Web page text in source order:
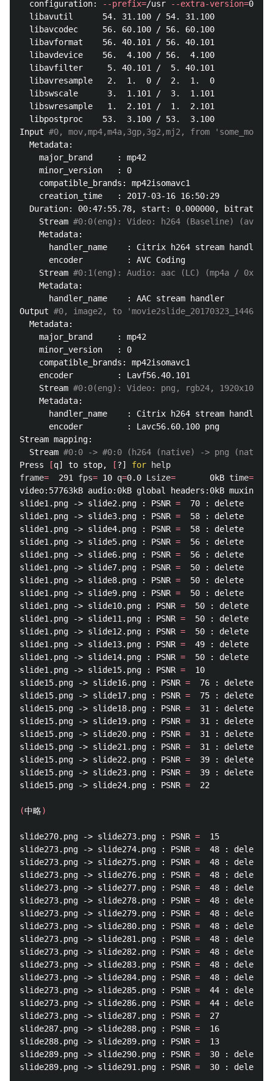
  configuration:
--prefix=/usr --extra-version=
  libavutil      54. 31.100 / 54. 31.100
  libavcodec     56. 60.100 / 56. 60.100
  libavformat    56. 40.101 / 56. 40.101
  libavdevice    56.  4.100 / 56.  4.100
  libavfilter     5. 40.101 /  5. 40.101
  libavresample   2.  1.  0 /  2.  1.  0
  libswscale      3.  1.101 /  3.  1.101
  libswresample   1.  2.101 /  1.  2.101
  libpostproc    53.  3.100 / 53.  3.100
Input #0, mov,mp4,m4a,3gp,3g2,mj2, from
  Metadata:
    major_brand     : mp42
    minor_version   : 0
    compatible_brands: mp42isomavc1
    creation_time   : 2017-03-16 16:50:29
Duration: 00:47:55.78, start: 0.000000, bitrate:
    Stream
#0:0(eng): Video: h264 (Baseline)
    Metadata:
      handler_name    : Citrix h264 stream handler
      encoder         : AVC Coding
    Stream
#0:1(eng): Audio: aac (LC) (mp4a /
    Metadata:
      handler_name    : AAC stream handler
Output #0, image2, to
  Metadata:
    major_brand     : mp42
    minor_version   : 0
    compatible_brands: mp42isomavc1
    encoder         : Lavf56.40.101
    Stream
#0:0(eng): Video: png, rgb24,
    Metadata:
      handler_name    : Citrix h264 stream handler
      encoder         : Lavc56.60.100 png
Stream mapping:
  Stream
#0:0 -> #0:0 (h264 (native) -> png
Press
[q] to stop, [?] for
frame=
  291
fps= 10 q=0.0 Lsize=
       0kB
time=
video:57763kB audio:0kB global headers:0kB muxing
slide1.png -> slide2.png : PSNR =
  70 : delete
slide1.png -> slide3.png : PSNR =
  58 : delete
slide1.png -> slide4.png : PSNR =
  58 : delete
slide1.png -> slide5.png : PSNR =
  56 : delete
slide1.png -> slide6.png : PSNR =
  56 : delete
slide1.png -> slide7.png : PSNR =
  50 : delete
slide1.png -> slide8.png : PSNR =
  50 : delete
slide1.png -> slide9.png : PSNR =
  50 : delete
slide1.png -> slide10.png : PSNR =
  50 : delete
slide1.png -> slide11.png : PSNR =
  50 : delete
slide1.png -> slide12.png : PSNR =
  50 : delete
slide1.png -> slide13.png : PSNR =
  49 : delete
slide1.png -> slide14.png : PSNR =
  50 : delete
slide1.png -> slide15.png : PSNR =
  10
slide15.png -> slide16.png : PSNR =
  76 : delete
slide15.png -> slide17.png : PSNR =
  75 : delete
slide15.png -> slide18.png : PSNR =
  31 : delete
slide15.png -> slide19.png : PSNR =
  31 : delete
slide15.png -> slide20.png : PSNR =
  31 : delete
slide15.png -> slide21.png : PSNR =
  31 : delete
slide15.png -> slide22.png : PSNR =
  39 : delete
slide15.png -> slide23.png : PSNR =
  39 : delete
slide15.png -> slide24.png : PSNR =
  22
(中略)
slide270.png -> slide273.png : PSNR =
  15
slide273.png -> slide274.png : PSNR =
  48 : delete
slide273.png -> slide275.png : PSNR =
  48 : delete
slide273.png -> slide276.png : PSNR =
  48 : delete
slide273.png -> slide277.png : PSNR =
  48 : delete
slide273.png -> slide278.png : PSNR =
  48 : delete
slide273.png -> slide279.png : PSNR =
  48 : delete
slide273.png -> slide280.png : PSNR =
  48 : delete
slide273.png -> slide281.png : PSNR =
  48 : delete
slide273.png -> slide282.png : PSNR =
  48 : delete
slide273.png -> slide283.png : PSNR =
  48 : delete
slide273.png -> slide284.png : PSNR =
  48 : delete
slide273.png -> slide285.png : PSNR =
  44 : delete
slide273.png -> slide286.png : PSNR =
  44 : delete
slide273.png -> slide287.png : PSNR =
  27
slide287.png -> slide288.png : PSNR =
  16
slide288.png -> slide289.png : PSNR =
  13
slide289.png -> slide290.png : PSNR =
  30 : delete
slide289.png -> slide291.png : PSNR =
  30 : delete